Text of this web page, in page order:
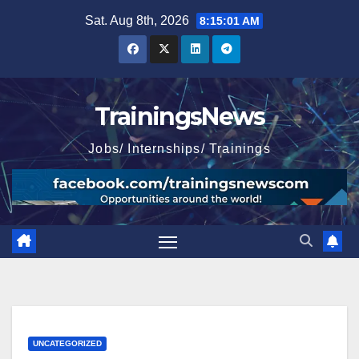
Sat. Aug 8th, 2026 8:15:02 AM
TrainingsNews
Jobs/ Internships/ Trainings
UNCATEGORIZED